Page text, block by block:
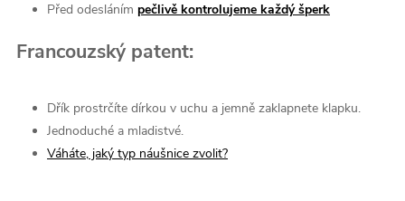
Před odesláním pečlivě kontrolujeme každý šperk
Francouzský patent:
Dřík prostrčíte dírkou v uchu a jemně zaklapnete klapku.
Jednoduché a mladistvé.
Váháte, jaký typ náušnice zvolit?